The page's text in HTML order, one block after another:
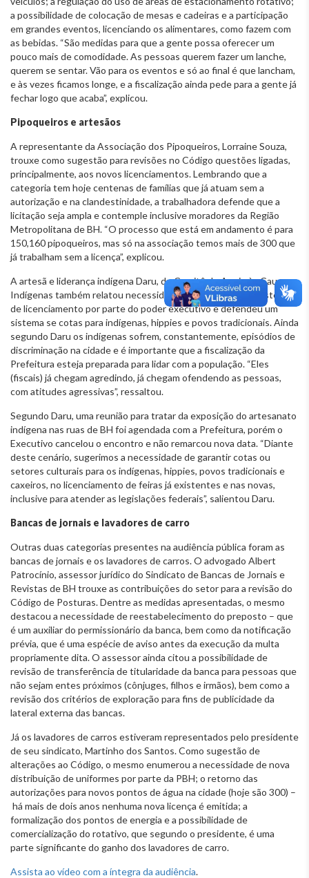
a possibilidade de colocação de mesas e cadeiras e a participação
em grandes eventos, licenciando os alimentares, como fazem com
as bebidas. “São medidas para que a gente possa oferecer um
pouco mais de comodidade. As pessoas querem fazer um lanche,
querem se sentar. Vão para os eventos e só ao final é que lancham,
e às vezes ficamos longe, e a fiscalização ainda pede para a gente já
fechar logo que acaba”, explicou.
Pipoqueiros e artesãos
A representante da Associação dos Pipoqueiros, Lorraine Souza,
trouxe como sugestão para revisões no Código questões ligadas,
principalmente, aos novos licenciamentos. Lembrando que a
categoria tem hoje centenas de famílias que já atuam sem a
autorização e na clandestinidade, a trabalhadora defende que a
licitação seja ampla e contemple inclusive moradores da Região
Metropolitana de BH. “O processo que está em andamento é para
150,160 pipoqueiros, mas só na associação temos mais de 300 que
já trabalham sem a licença”, explicou.
A artesã e liderança indígena Daru, do Comitê de Apoio às Causas
Indígenas também relatou necessidade de ampliação dos sistemas
de licenciamento por parte do poder executivo e defendeu um
sistema se cotas para indígenas, hippies e povos tradicionais. Ainda
segundo Daru os indígenas sofrem, constantemente, episódios de
discriminação na cidade e é importante que a fiscalização da
Prefeitura esteja preparada para lidar com a população. “Eles
(fiscais) já chegam agredindo, já chegam ofendendo as pessoas,
com atitudes agressivas”, ressaltou.
Segundo Daru, uma reunião para tratar da exposição do artesanato
indígena nas ruas de BH foi agendada com a Prefeitura, porém o
Executivo cancelou o encontro e não remarcou nova data. “Diante
deste cenário, sugerimos a necessidade de garantir cotas ou
setores culturais para os indígenas, hippies, povos tradicionais e
caxeiros, no licenciamento de feiras já existentes e nas novas,
inclusive para atender as legislações federais”, salientou Daru.
Bancas de jornais e lavadores de carro
Outras duas categorias presentes na audiência pública foram as
bancas de jornais e os lavadores de carros. O advogado Albert
Patrocínio, assessor jurídico do Sindicato de Bancas de Jornais e
Revistas de BH trouxe as contribuições do setor para a revisão do
Código de Posturas. Dentre as medidas apresentadas, o mesmo
destacou a necessidade de reestabelecimento do preposto – que
é um auxiliar do permissionário da banca, bem como da notificação
prévia, que é uma espécie de aviso antes da execução da multa
propriamente dita. O assessor ainda citou a possibilidade de
revisão de transferência de titularidade da banca para pessoas que
não sejam entes próximos (cônjuges, filhos e irmãos), bem como a
revisão dos critérios de exploração para fins de publicidade da
lateral externa das bancas.
Já os lavadores de carros estiveram representados pelo presidente
de seu sindicato, Martinho dos Santos. Como sugestão de
alterações ao Código, o mesmo enumerou a necessidade de nova
distribuição de uniformes por parte da PBH; o retorno das
autorizações para novos pontos de água na cidade (hoje são 300) –
há mais de dois anos nenhuma nova licença é emitida; a
formalização dos pontos de energia e a possibilidade de
comercialização do rotativo, que segundo o presidente, é uma
parte significante do ganho dos lavadores de carro.
Assista ao vídeo com a íntegra da audiência.